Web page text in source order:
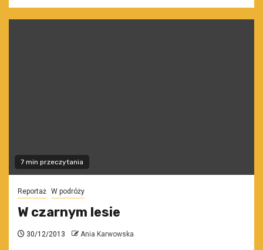
7 min przeczytania
Reportaż W podróży
W czarnym lesie
30/12/2013 Ania Karwowska